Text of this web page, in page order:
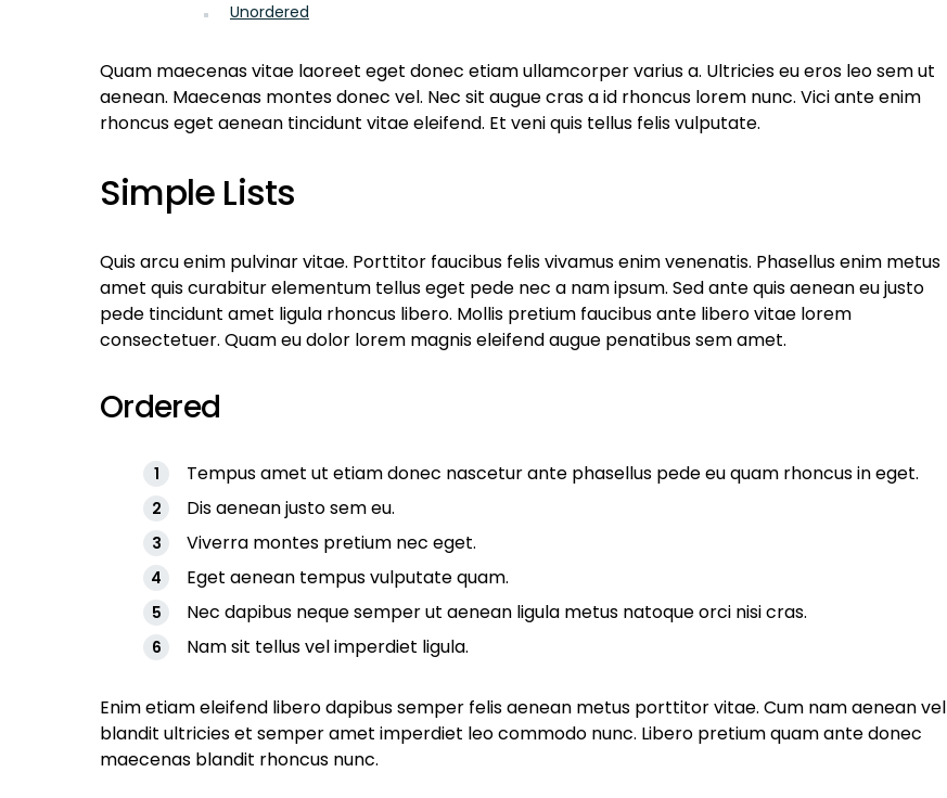
Unordered
Quam maecenas vitae laoreet eget donec etiam ullamcorper varius a. Ultricies eu eros leo sem ut
aenean. Maecenas montes donec vel. Nec sit augue cras a id rhoncus lorem nunc. Vici ante enim
rhoncus eget aenean tincidunt vitae eleifend. Et veni quis tellus felis vulputate.
Simple Lists
Quis arcu enim pulvinar vitae. Porttitor faucibus felis vivamus enim venenatis. Phasellus enim metus
amet quis curabitur elementum tellus eget pede nec a nam ipsum. Sed ante quis aenean eu justo
pede tincidunt amet ligula rhoncus libero. Mollis pretium faucibus ante libero vitae lorem
consectetuer. Quam eu dolor lorem magnis eleifend augue penatibus sem amet.
Ordered
Tempus amet ut etiam donec nascetur ante phasellus pede eu quam rhoncus in eget.
Dis aenean justo sem eu.
Viverra montes pretium nec eget.
Eget aenean tempus vulputate quam.
Nec dapibus neque semper ut aenean ligula metus natoque orci nisi cras.
Nam sit tellus vel imperdiet ligula.
Enim etiam eleifend libero dapibus semper felis aenean metus porttitor vitae. Cum nam aenean vel
blandit ultricies et semper amet imperdiet leo commodo nunc. Libero pretium quam ante donec
maecenas blandit rhoncus nunc.